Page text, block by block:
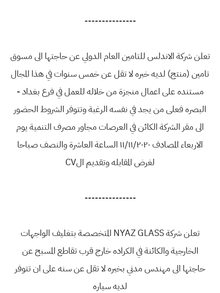
---------------
تعلن شركة الاندلس للتامين العام الدولي عن حاجتها الى مسوق
تامين (منتج) لديه خبره لا تقل عن خمس سنوات في هذا المجال
مستنده على اعمال منجزة من خلاله للعمل في فرع بغداد -
البصره فعلى من يجد في نفسه الرغبة وتتوفر الشروط الحضور
الى مقر الشركة الكائن في العرصات مجاور مصرف التنمية يوم
الاربعاء المصادف ١١/١١/٢٠٢٠ الساعة العاشرة والنصف صباحا
لغرض المقابله وتقديم الCV
---------------
تعلن شركة NYAZ GLASS المتخصصة بتغليف الواجهات
الخارجية والكائنة في الكراده خارج قرب تقاطع المسبح عن
حاجتها الى مهندس مدني بخبره لا تقل عن سنه على ان تتوفر
لديه سياره